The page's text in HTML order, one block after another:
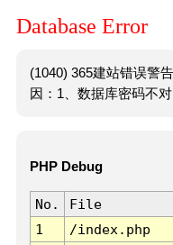
Database Error
(1040) 365建站错误警
因：1、数据库密码不
PHP Debug
No. File
1
/index.php